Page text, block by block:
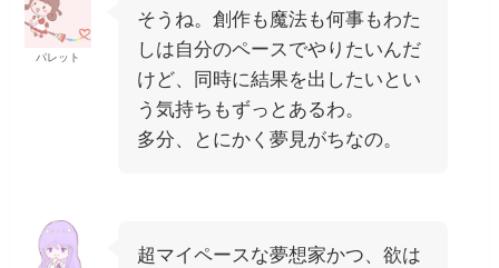
パレット
そうね。創作も魔法も何事もわた
しは自分のペースでやりたいんだ
けど、同時に結果を出したいとい
う気持ちもずっとあるわ。
多分、とにかく夢見がちなの。
超マイペースな夢想家かつ、欲は